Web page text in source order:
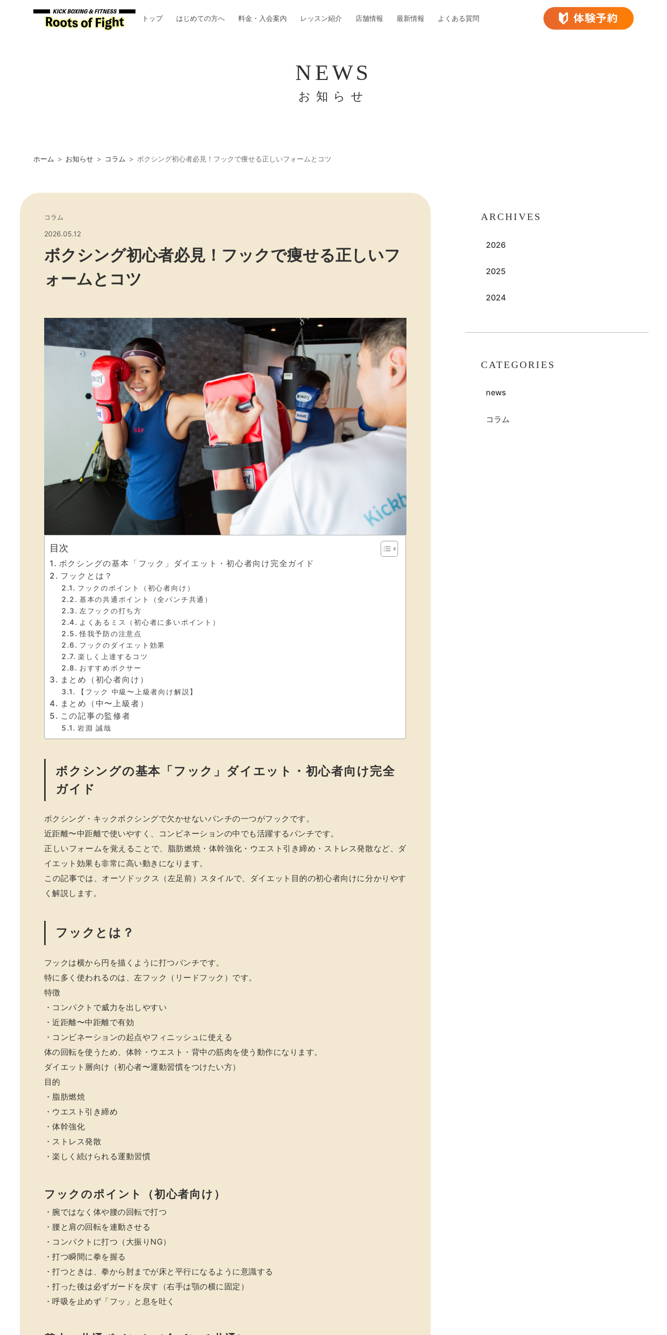
トップ はじめての方へ 料金・入会案内 レッスン紹介 店舗情報 最新情報 よくある質問
お知らせ
ホーム お知らせ コラム ボクシング初心者必見！フックで痩せる正しいフォームとコツ
コラム
2026.05.12
ボクシング初心者必見！フックで痩せる正しいフ
ォームとコツ
目次
ボクシングの基本「フック」ダイエット・初心者向け完全ガイド
フックとは？
フックのポイント（初心者向け）
基本の共通ポイント（全パンチ共通）
左フックの打ち方
よくあるミス（初心者に多いポイント）
怪我予防の注意点
フックのダイエット効果
楽しく上達するコツ
おすすめボクサー
まとめ（初心者向け）
【フック 中級〜上級者向け解説】
まとめ（中〜上級者）
この記事の監修者
岩淵 誠哉
ボクシングの基本「フック」ダイエット・初心者向け完全
ガイド
ボクシング・キックボクシングで欠かせないパンチの一つがフックです。
近距離〜中距離で使いやすく、コンビネーションの中でも活躍するパンチです。
正しいフォームを覚えることで、脂肪燃焼・体幹強化・ウエスト引き締め・ストレス発散など、ダ
イエット効果も非常に高い動きになります。
この記事では、オーソドックス（左足前）スタイルで、ダイエット目的の初心者向けに分かりやす
く解説します。
フックとは？
フックは横から円を描くように打つパンチです。
特に多く使われるのは、左フック（リードフック）です。
特徴
・コンパクトで威力を出しやすい
・近距離〜中距離で有効
・コンビネーションの起点やフィニッシュに使える
体の回転を使うため、体幹・ウエスト・背中の筋肉を使う動作になります。
ダイエット層向け（初心者〜運動習慣をつけたい方）
目的
・脂肪燃焼
・ウエスト引き締め
・体幹強化
・ストレス発散
・楽しく続けられる運動習慣
フックのポイント（初心者向け）
・腕ではなく体や腰の回転で打つ
・腰と肩の回転を連動させる
・コンパクトに打つ（大振りNG）
・打つ瞬間に拳を握る
・打つときは、拳から肘までが床と平行になるように意識する
・打った後は必ずガードを戻す（右手は顎の横に固定）
・呼吸を止めず「フッ」と息を吐く
ARCHIVES
2026
2025
2024
CATEGORIES
news
コラム